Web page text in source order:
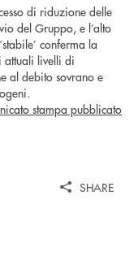
di riduzione delle
del Gruppo, e l’alto
conferma la
attuali livelli di
al debito sovrano e
stampa pubblicato
SHARE